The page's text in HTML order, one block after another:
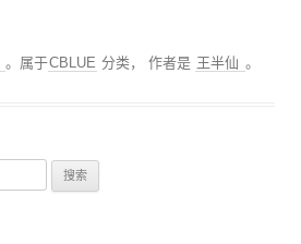
。属于CBLUE 分类，作者是 王半仙 。